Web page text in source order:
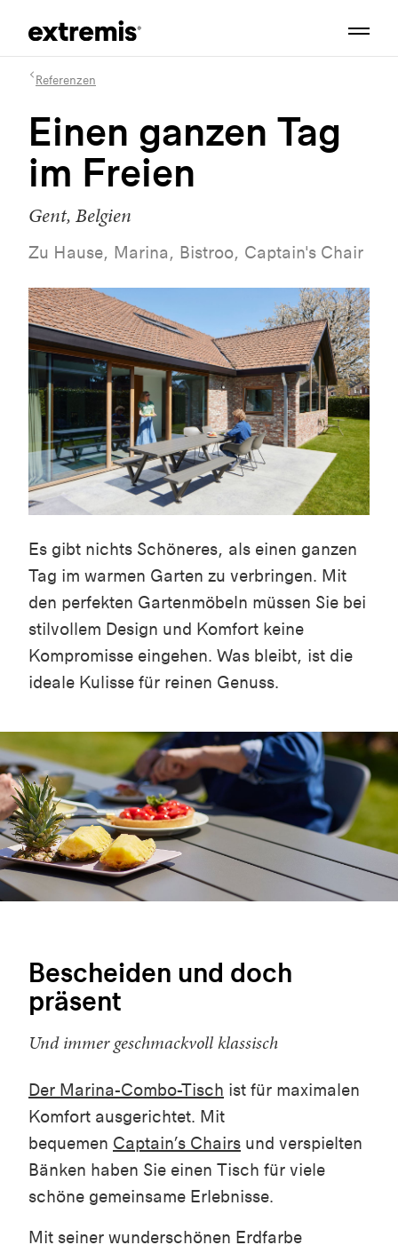
Referenzen
Einen ganzen Tag
im Freien
Gent, Belgien
Zu Hause, Marina, Bistroo, Captain's Chair
Es gibt nichts Schöneres, als einen ganzen
Tag im warmen Garten zu verbringen. Mit
den perfekten Gartenmöbeln müssen Sie bei
stilvollem Design und Komfort keine
Kompromisse eingehen. Was bleibt, ist die
ideale Kulisse für reinen Genuss.
Bescheiden und doch
präsent
Und immer geschmackvoll klassisch
Der Marina-Combo-Tisch ist für maximalen
Komfort ausgerichtet. Mit
bequemen Captain’s Chairs und verspielten
Bänken haben Sie einen Tisch für viele
schöne gemeinsame Erlebnisse.
Mit seiner wunderschönen Erdfarbe